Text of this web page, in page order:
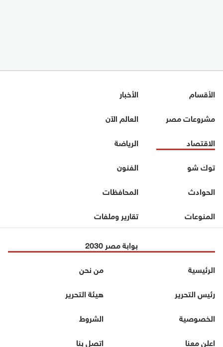
الأقسام
الأخبار
مشروعات مصر
العالم الآن
الاقتصاد
الرياضة
توك شو
الفنون
الحوادث
المحافظات
المنوعات
تقارير وملفات
بوابة مصر 2030
الرئيسية
من نحن
رئيس التحرير
هيئة التحرير
الخصوصية
الشروط
اعلن معنا
اتصل بنا